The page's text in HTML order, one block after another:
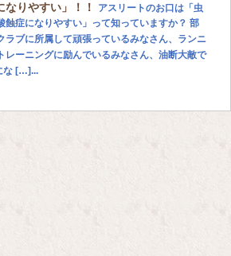
なりやすい」！！
アスリートのお口は「虫
蝕症になりやすい」って知っていますか？ 部
ラブに所属して頑張っているみなさん、ランニ
レーニングに励んでいるみなさん、油断大敵で
な […]...